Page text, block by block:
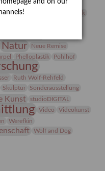
Kunst von Kühl
Künstlerin Lehmbruck
Natur
Neue Remise
Phelloplastik
Pohlhof
Ruth Wolf-Rehfeld
Skulptur
Sonderausstellung
Kunst
studioDIGITAL
Video
Videokunst
Werefkin
Wolf and Dog
and on our